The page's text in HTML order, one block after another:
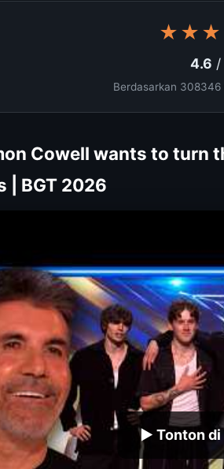
4.6 /
Berdasarkan 308346
Cowell wants to turn
| BGT 2026
▶ Tonton di